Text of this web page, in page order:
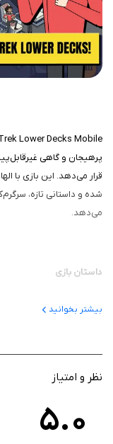
شده و داستانی تازه،
می‌دهد.
داستان بازی
تجربه کند!
اما درست قبل از این
سپرده شده است.
بیشتر بخوانید
نظر و امتیاز
5.0